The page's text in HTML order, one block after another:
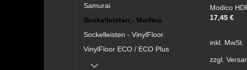
Samurai
Sockelleisten - Modico
Sockelleisten - VinylFloor
VinylFloor ECO / ECO Plus
Modico
17,45 €
inkl. MwSt.
zzgl.